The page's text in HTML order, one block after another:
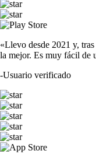
«Llevo desde 2021 y,
la mejor. Es muy fácil de
-Usuario verificado